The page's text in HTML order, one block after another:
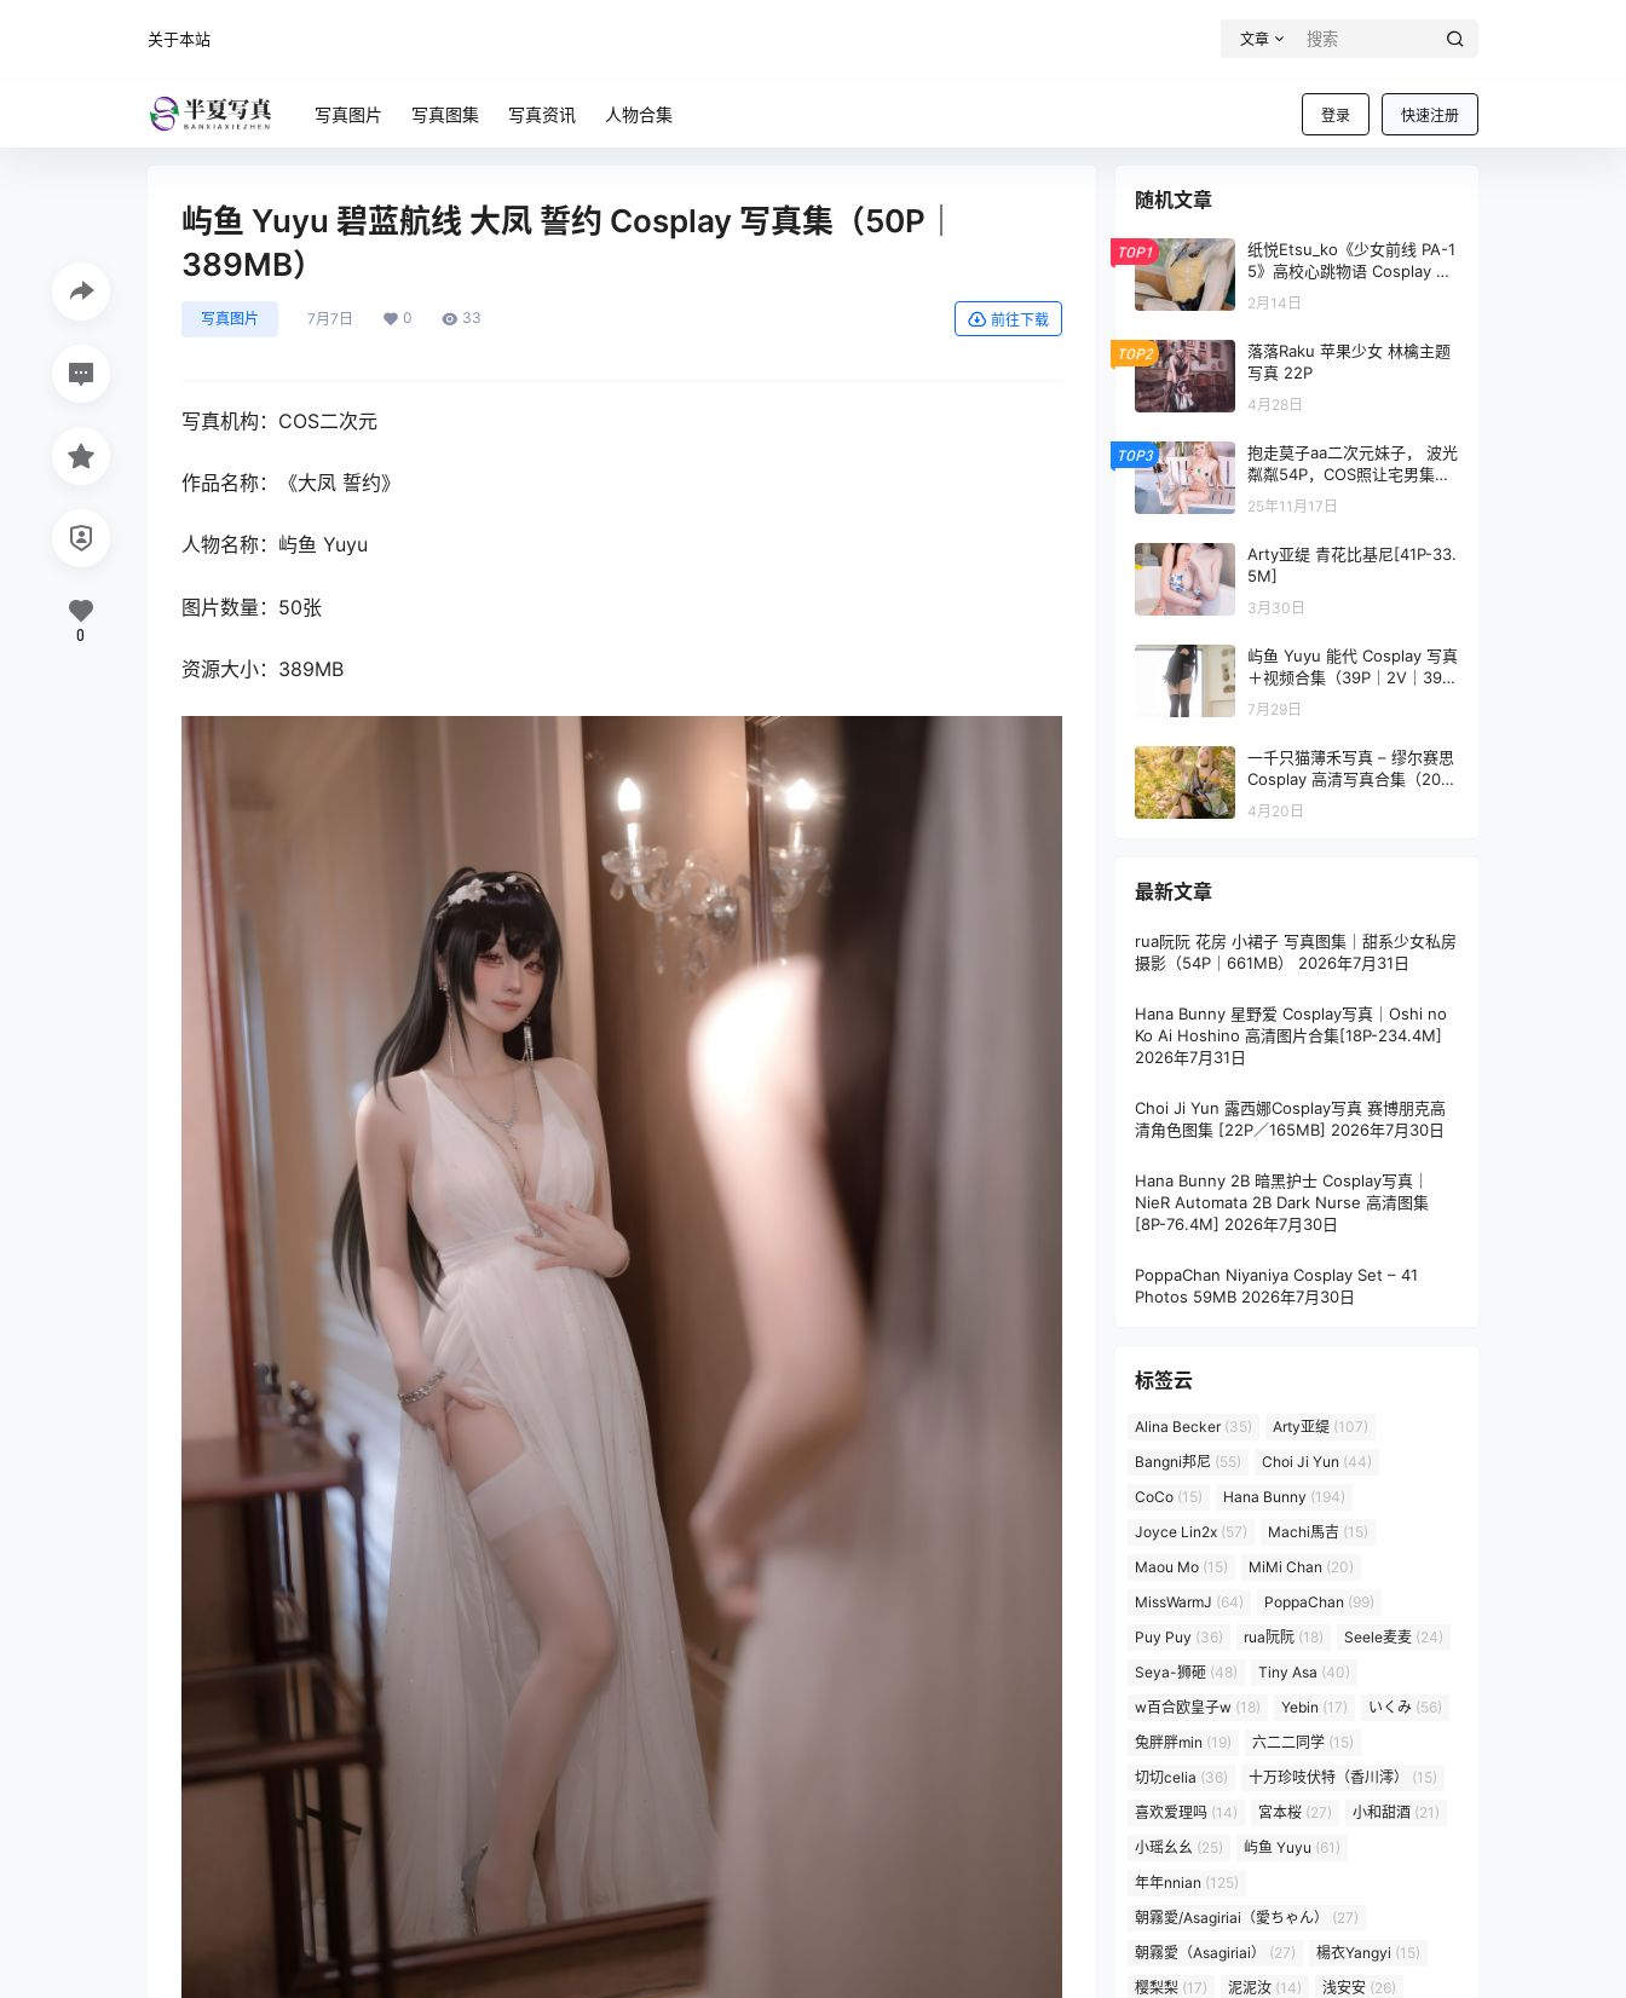
关于本站 文章
登录 快速注册
写真图片 写真图集 写真资讯 人物合集
屿鱼 Yuyu 碧蓝航线 大凤 誓约 Cosplay 写真集（50P｜
389MB）
写真图片 7月7日 0 33 前往下载
写真机构：COS二次元
作品名称：《大凤 誓约》
人物名称：屿鱼 Yuyu
图片数量：50张
资源大小：389MB
0
随机文章
TOP1
纸悦Etsu_ko《少女前线 PA-1
5》高校心跳物语 Cosplay 套
图[51P-385M]
2月14日
TOP2
落落Raku 苹果少女 林檎主题
写真 22P
4月28日
TOP3
抱走莫子aa二次元妹子， 波光
粼粼54P，COS照让宅男集体
沸腾
25年11月17日
Arty亚缇 青花比基尼[41P-33.
5M]
3月30日
屿鱼 Yuyu 能代 Cosplay 写真
＋视频合集（39P｜2V｜398
MB）
7月29日
一千只猫薄禾写真 – 缪尔赛思
Cosplay 高清写真合集（20P
/ 222.8MB）
4月20日
最新文章
rua阮阮 花房 小裙子 写真图集｜甜系少女私房
摄影（54P｜661MB）
2026年7月31日
Hana Bunny 星野爱 Cosplay写真｜Oshi no
Ko Ai Hoshino 高清图片合集[18P-234.4M]
2026年7月31日
Choi Ji Yun 露西娜Cosplay写真 赛博朋克高
清角色图集 [22P／165MB] 2026年7月30日
Hana Bunny 2B 暗黑护士 Cosplay写真｜
NieR Automata 2B Dark Nurse 高清图集
[8P-76.4M] 2026年7月30日
PoppaChan Niyaniya Cosplay Set – 41
Photos 59MB 2026年7月30日
标签云
Alina Becker(35) Arty亚缇 (107)
Bangni邦尼 (55) Choi Ji Yun (44)
CoCo (15) Hana Bunny (194)
Joyce Lin2x (57) Machi馬吉 (15)
Maou Mo (15) MiMi Chan (20)
MissWarmJ (64) PoppaChan (99)
Puy Puy (36) rua阮阮 (18) Seele麦麦 (24)
Seya-狮砸 (48) Tiny Asa (40)
w百合欧皇子w (18) Yebin (17) いくみ (56)
兔胖胖min (19) 六二二同学 (15)
切切celia (36) 十万珍吱伏特（香川澪）
(15)
喜欢爱理吗 (14) 宮本桜 (27) 小和甜酒 (21)
小瑶幺幺 (25) 屿鱼 Yuyu (61)
年年nnian (125)
朝霧愛/Asagiriai（愛ちゃん）
(27)
朝霧愛（Asagiriai）
(27) 楊衣Yangyi (15)
樱梨梨 (17) 泥泥汝 (14) 浅安安 (26)